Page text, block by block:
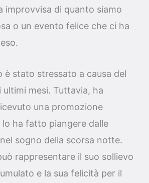
improvvisa di quanto siamo
o un evento felice che ci ha
è stato stressato a causa del
ultimi mesi. Tuttavia, ha
una promozione
ha fatto piangere dalle
sogno della scorsa notte.
rappresentare il suo sollievo
e la sua felicità per il